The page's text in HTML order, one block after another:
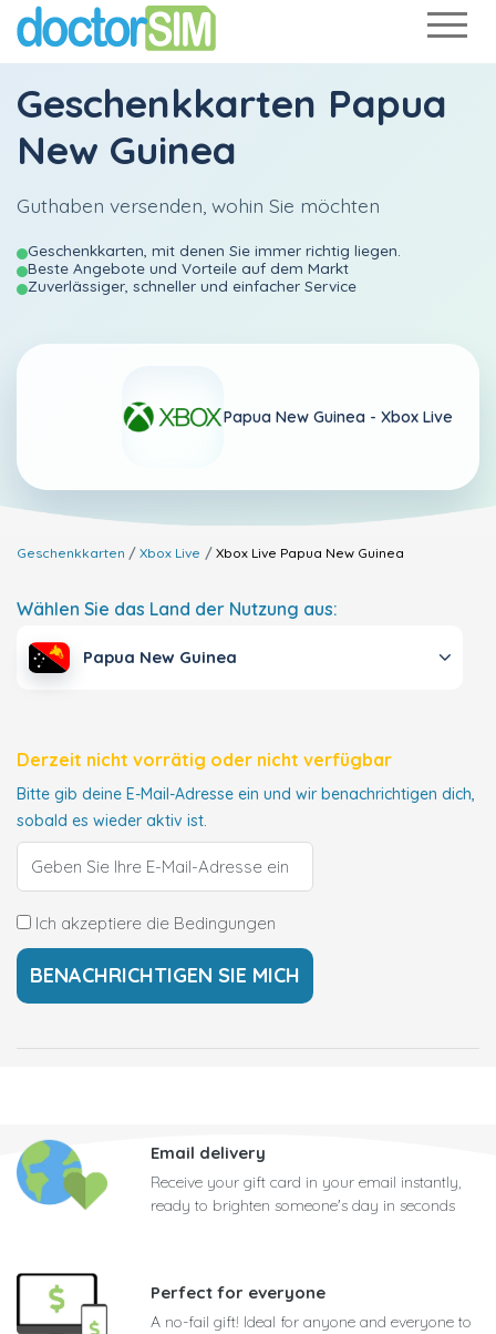
Geschenkkarten Papua
New Guinea
Guthaben versenden, wohin Sie möchten
Geschenkkarten, mit denen Sie immer richtig liegen.
Beste Angebote und Vorteile auf dem Markt
Zuverlässiger, schneller und einfacher Service
Papua New Guinea - Xbox Live
Geschenkkarten Xbox Live Xbox Live Papua New Guinea
Wählen Sie das Land der Nutzung aus:
Papua New Guinea
Derzeit nicht vorrätig oder nicht verfügbar
Bitte gib deine E-Mail-Adresse ein und wir benachrichtigen dich,
sobald es wieder aktiv ist.
Ich akzeptiere die Bedingungen
Email delivery
Receive your gift card in your email instantly,
ready to brighten someone's day in seconds
Perfect for everyone
A no-fail gift! Ideal for anyone and everyone to